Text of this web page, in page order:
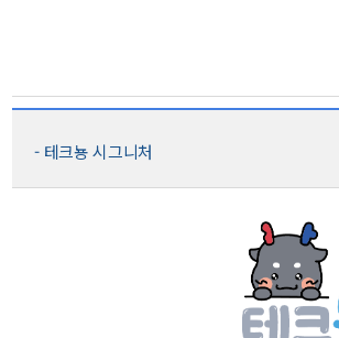
- 테크뇽 시그니처